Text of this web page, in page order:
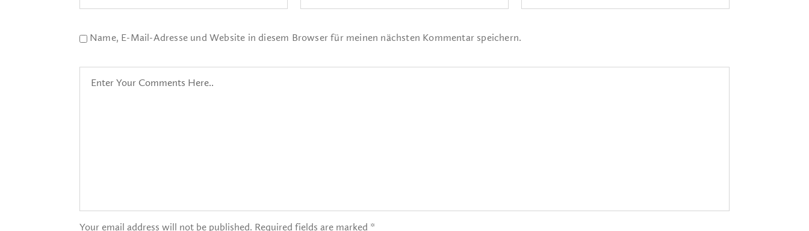
Name, E-Mail-Adresse und Website in diesem Browser für meinen nächsten Kommentar speichern.
Your email address will not be published. Required fields are marked *